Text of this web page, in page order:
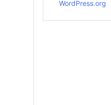
WordPress.org